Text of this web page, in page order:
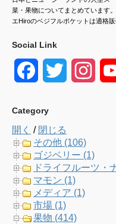
菜・果物についてまとめています
エHiroのベジフルポケットは適格
Social Link
e
b
o
o
t
t
e
a
Category
開く / 閉じる
その他 (106)
ゴジベリー (1)
ドライフルーツ・
マモン (1)
メディア (1)
市場 (1)
果物 (414)